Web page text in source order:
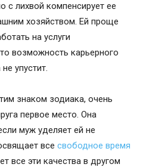
с лихвой компенсирует ее
хозяйством. Ей проще
на услуги
возможность карьерного
упустит.
знаком зодиака, очень
первое место. Она
муж уделяет ей не
все свободное время
все эти качества в другом